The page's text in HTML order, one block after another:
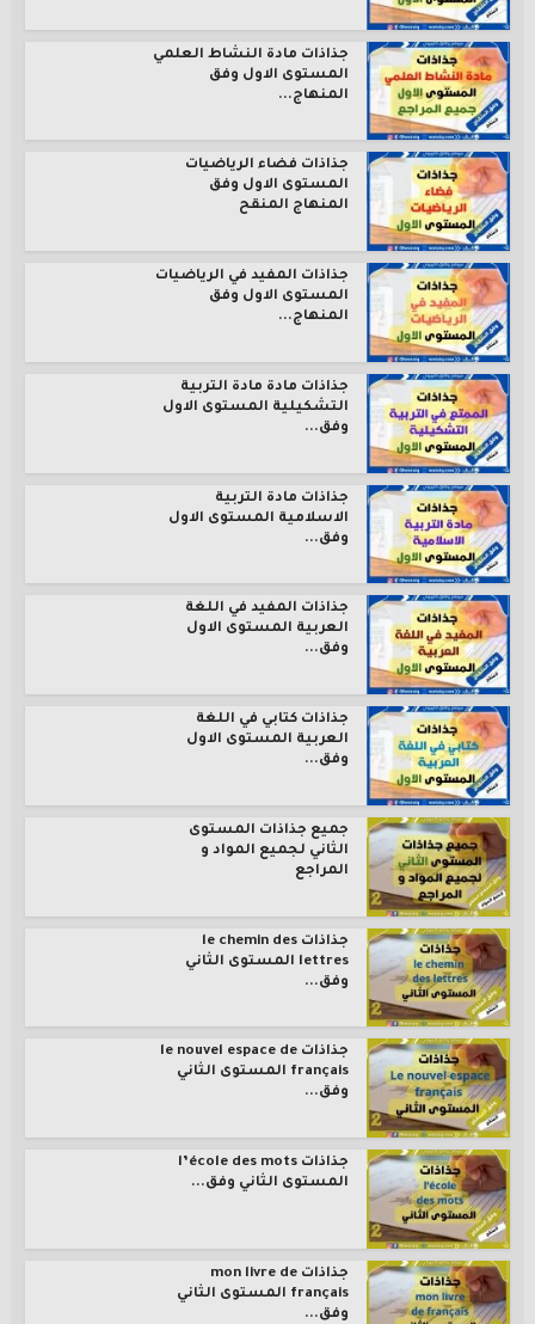
جذاذات مادة النشاط العلمي
المستوى الاول وفق
المنهاج...
جذاذات فضاء الرياضيات
المستوى الاول وفق
المنهاج المنقح
جذاذات المفيد في الرياضيات
المستوى الاول وفق
المنهاج...
جذاذات مادة مادة التربية
التشكيلية المستوى الاول
وفق...
جذاذات مادة التربية
الاسلامية المستوى الاول
وفق...
جذاذات المفيد في اللغة
العربية المستوى الاول
وفق...
جذاذات كتابي في اللغة
العربية المستوى الاول
وفق...
جميع جذاذات المستوى
الثاني لجميع المواد و
المراجع
جذاذات le chemin des
lettres المستوى الثاني
وفق...
جذاذات le nouvel espace de
français المستوى الثاني
وفق...
جذاذات l’école des mots
المستوى الثاني وفق...
جذاذات mon livre de
français المستوى الثاني
وفق...